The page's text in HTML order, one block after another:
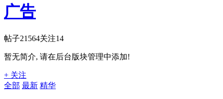
广告
帖子21564关注14
暂无简介, 请在后台版块管理中添加!
+ 关注
全部 最新 精华